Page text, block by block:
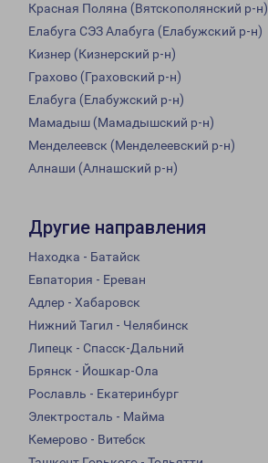
Красная Поляна (Вятскополянский р-н)
Елабуга СЭЗ Алабуга (Елабужский р-н)
Кизнер (Кизнерский р-н)
Грахово (Граховский р-н)
Елабуга (Елабужский р-н)
Мамадыш (Мамадышский р-н)
Менделеевск (Менделеевский р-н)
Алнаши (Алнашский р-н)
Другие направления
Находка - Батайск
Евпатория - Ереван
Адлер - Хабаровск
Нижний Тагил - Челябинск
Липецк - Спасск-Дальний
Брянск - Йошкар-Ола
Рославль - Екатеринбург
Электросталь - Майма
Кемерово - Витебск